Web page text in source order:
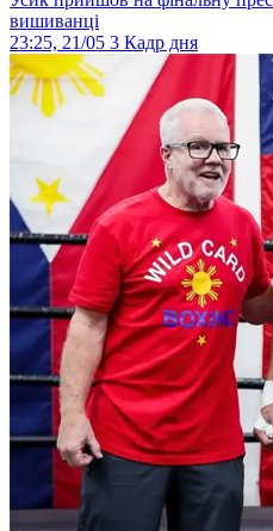
вишиванці
23:25, 21/05 3 Кадр дня